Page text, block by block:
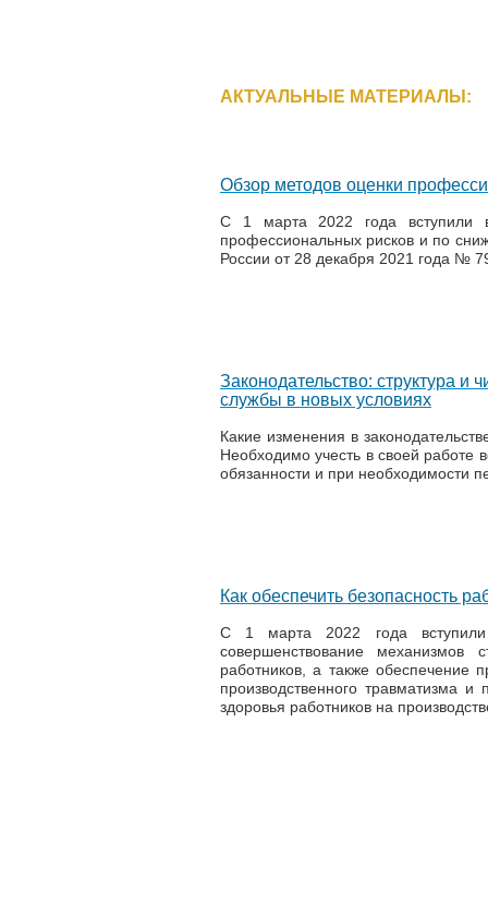
АКТУАЛЬНЫЕ МАТЕРИАЛЫ:
Обзор методов оценки
С 1 марта 2022 года вступили
профессиональных рисков и по
России от 28 декабря 2021 года №
Законодательство: структура и
службы в новых условиях
Какие изменения в
Необходимо учесть в своей работе
обязанности и при необходимости
Как обеспечить безопасность
С 1 марта 2022 года
совершенствование механизмов
работников, а также обеспечение
производственного травматизма
здоровья работников на